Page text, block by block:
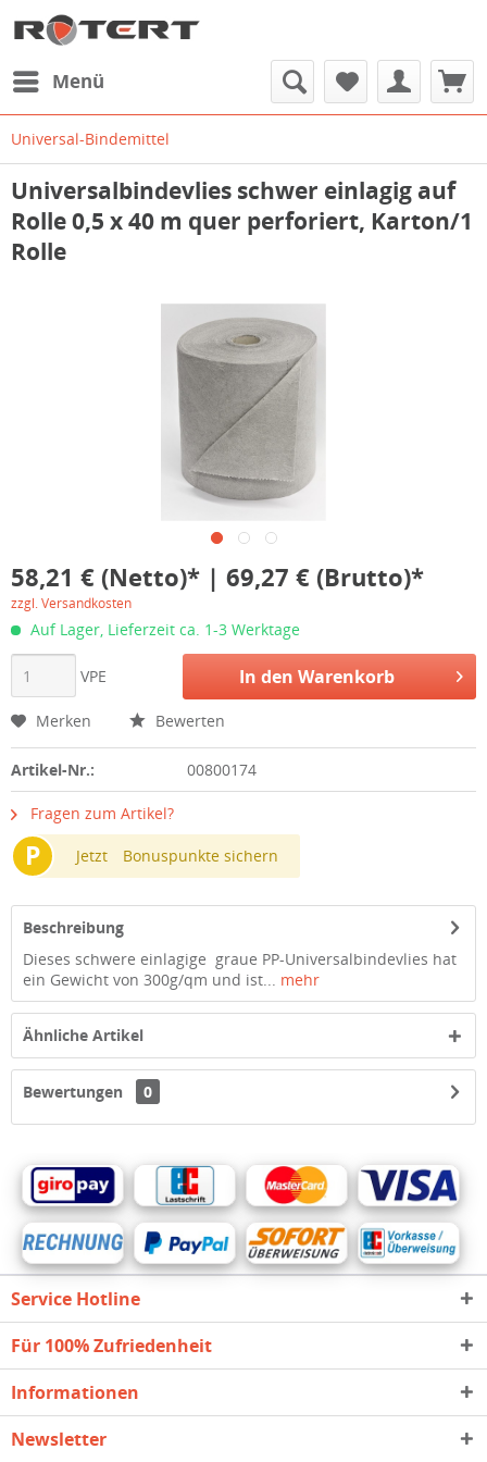
Menü
Universal-Bindemittel
Universalbindevlies schwer einlagig auf
Rolle 0,5 x 40 m quer perforiert, Karton/1
Rolle
58,21 € (Netto)* | 69,27 € (Brutto)*
zzgl. Versandkosten
Auf Lager, Lieferzeit ca. 1-3 Werktage
VPE In den Warenkorb
Merken Bewerten
Artikel-Nr.: 00800174
Fragen zum Artikel?
P Jetzt Bonuspunkte sichern
Beschreibung
Dieses schwere einlagige graue PP-Universalbindevlies hat
ein Gewicht von 300g/qm und ist... mehr
Ähnliche Artikel
Bewertungen 0
Service Hotline
Für 100% Zufriedenheit
Informationen
Newsletter